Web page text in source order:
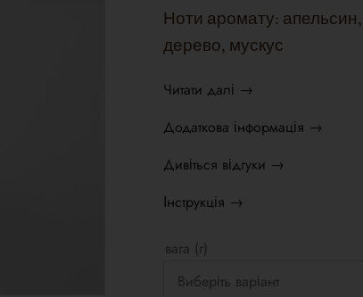
Ноти аромату:
дерево, мускус
Читати далі →
Додаткова інформація →
Дивіться відгуки →
Інструкція →
вага (г)